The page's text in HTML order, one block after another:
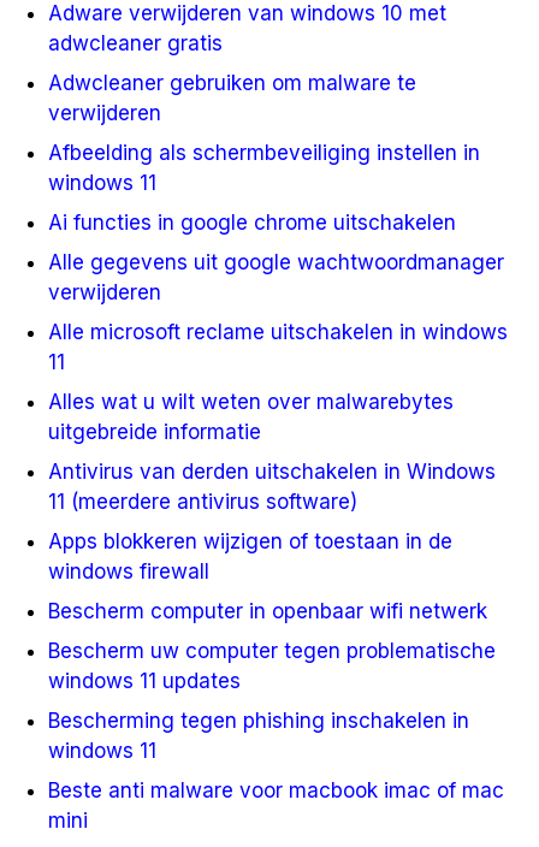
Adware verwijderen van windows 10 met
adwcleaner gratis
Adwcleaner gebruiken om malware te
verwijderen
Afbeelding als schermbeveiliging instellen in
windows 11
Ai functies in google chrome uitschakelen
Alle gegevens uit google wachtwoordmanager
verwijderen
Alle microsoft reclame uitschakelen in windows
11
Alles wat u wilt weten over malwarebytes
uitgebreide informatie
Antivirus van derden uitschakelen in Windows
11 (meerdere antivirus software)
Apps blokkeren wijzigen of toestaan in de
windows firewall
Bescherm computer in openbaar wifi netwerk
Bescherm uw computer tegen problematische
windows 11 updates
Bescherming tegen phishing inschakelen in
windows 11
Beste anti malware voor macbook imac of mac
mini